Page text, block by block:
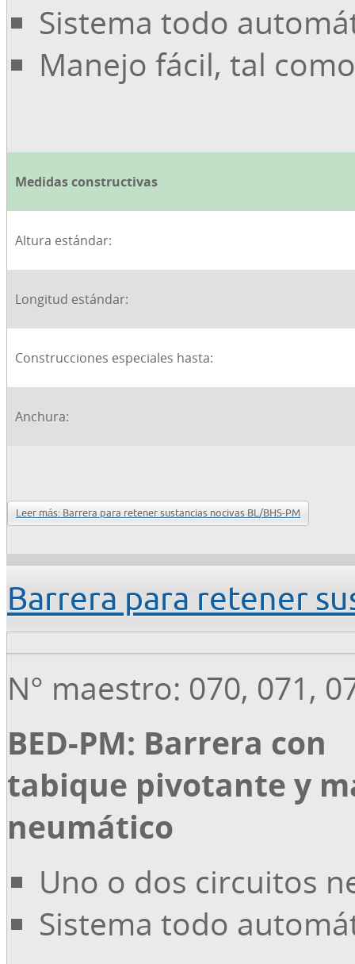
Sistema todo
Manejo fácil, tal
Medidas constructivas
Altura estándar:
Longitud estándar:
Construcciones especiales hasta:
Anchura:
Leer más: Barrera para retener sustancias nocivas BL/BHS-PM
Barrera para retener
N° maestro: 070, 071,
BED-PM: Barrera con
tabique pivotante y
neumático
Uno o dos circuitos
Sistema todo